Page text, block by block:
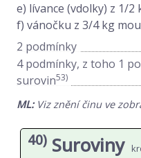
e) lívance (vdolky) z 1/2
f) vánočku z 3/4 kg
2 podmínky
4 podmínky, z toho 1
surovin53)
ML:Viz znění činu ve
40) Suroviny